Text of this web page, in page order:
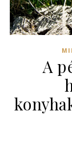
A